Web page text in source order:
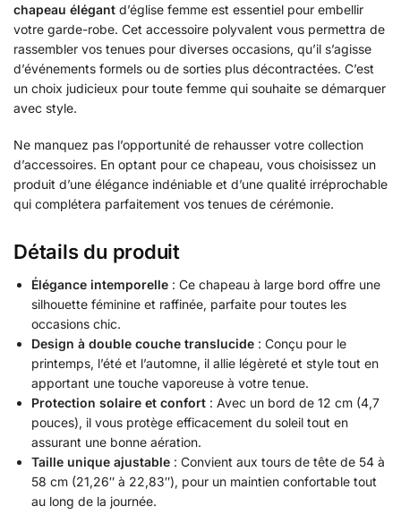
chapeau élégant d’église femme est essentiel pour embellir
votre garde-robe. Cet accessoire polyvalent vous permettra de
rassembler vos tenues pour diverses occasions, qu’il s’agisse
d’événements formels ou de sorties plus décontractées. C’est
un choix judicieux pour toute femme qui souhaite se démarquer
avec style.
Ne manquez pas l’opportunité de rehausser votre collection
d’accessoires. En optant pour ce chapeau, vous choisissez un
produit d’une élégance indéniable et d’une qualité irréprochable
qui complétera parfaitement vos tenues de cérémonie.
Détails du produit
Élégance intemporelle : Ce chapeau à large bord offre une
silhouette féminine et raffinée, parfaite pour toutes les
occasions chic.
Design à double couche translucide : Conçu pour le
printemps, l’été et l’automne, il allie légèreté et style tout en
apportant une touche vaporeuse à votre tenue.
Protection solaire et confort : Avec un bord de 12 cm (4,7
pouces), il vous protège efficacement du soleil tout en
assurant une bonne aération.
Taille unique ajustable : Convient aux tours de tête de 54 à
58 cm (21,26″ à 22,83″), pour un maintien confortable tout
au long de la journée.